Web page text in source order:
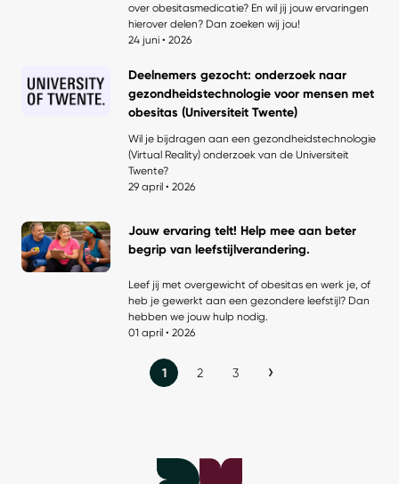
over obesitasmedicatie? En wil jij jouw ervaringen
hierover delen? Dan zoeken wij jou!
24 juni • 2026
Deelnemers gezocht: onderzoek naar
gezondheidstechnologie voor mensen met
obesitas (Universiteit Twente)
Wil je bijdragen aan een gezondheidstechnologie
(Virtual Reality) onderzoek van de Universiteit
Twente?
29 april • 2026
Jouw ervaring telt! Help mee aan beter
begrip van leefstijlverandering.
Leef jij met overgewicht of obesitas en werk je, of
heb je gewerkt aan een gezondere leefstijl? Dan
hebben we jouw hulp nodig.
01 april • 2026
1 2 3